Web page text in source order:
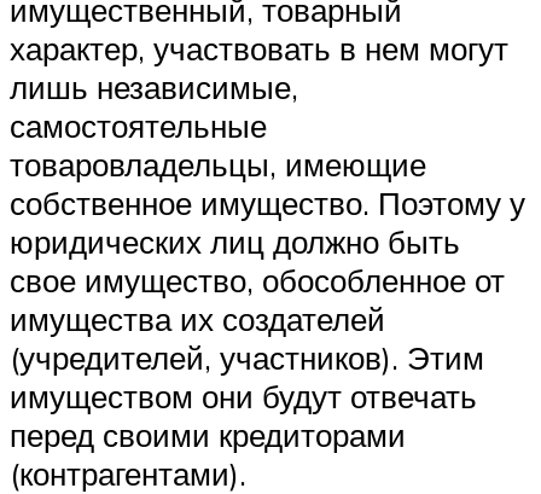
имущественный, товарный
характер, участвовать в нем могут
лишь независимые,
самостоятельные
товаровладельцы, имеющие
собственное имущество. Поэтому у
юридических лиц должно быть
свое имущество, обособленное от
имущества их создателей
(учредителей, участников). Этим
имуществом они будут отвечать
перед своими кредиторами
(контрагентами).